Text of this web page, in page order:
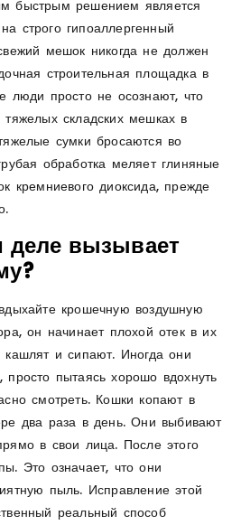
быстрым решением является
строго гипоаллергенный
мешок никогда не должен
строительная площадка в
люди просто не осознают, что
складских мешках в
сумки бросаются во
обработка меляет глиняные
кремниевого диоксида, прежде
деле вызывает
вдыхайте крошечную воздушную
он начинает плохой отек в их
и сипают. Иногда они
пытаясь хорошо вдохнуть
смотреть. Кошки копают в
два раза в день. Они выбивают
в свои лица. После этого
Это означает, что они
пыль. Исправление этой
реальный способ